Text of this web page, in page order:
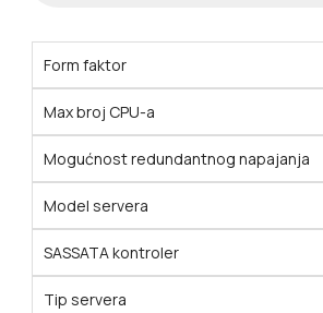
Form faktor
Max broj CPU-a
Mogućnost redundantnog napajanja
Model servera
SASSATA kontroler
Tip servera